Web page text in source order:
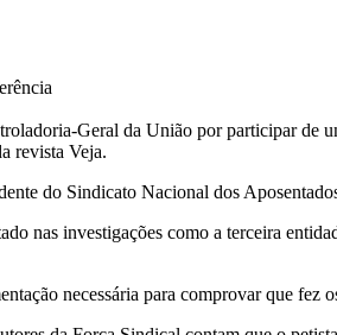
Geral da União por participar de
revista Veja.
do Sindicato Nacional dos
nas investigações como a terceira
necessária para comprovar que fez